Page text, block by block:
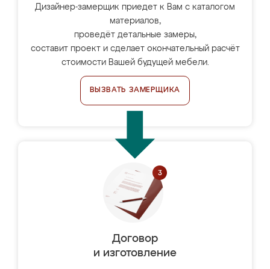
Дизайнер-замерщик приедет к Вам с каталогом
материалов,
проведёт детальные замеры,
составит проект и сделает окончательный расчёт
стоимости Вашей будущей мебели.
ВЫЗВАТЬ ЗАМЕРЩИКА
Договор
и изготовление